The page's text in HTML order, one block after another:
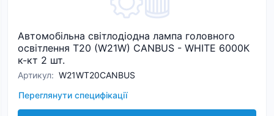
Автомобільна світлодіодна лампа головного
освітлення T20 (W21W) CANBUS - WHITE 6000К
к-кт 2 шт.
Артикул: W21WT20CANBUS
Переглянути специфікації